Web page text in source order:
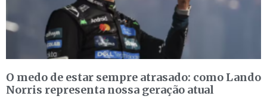
O medo de estar sempre atrasado: como Lando
Norris representa nossa geração atual